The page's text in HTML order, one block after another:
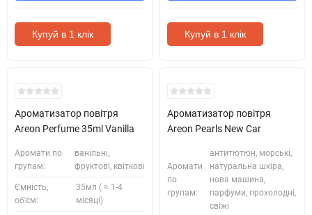
Купуй в 1 клік Купуй в 1 клік
Ароматизатор повітря
Areon Perfume 35ml Vanilla
Аромати по
групам:
ванільні,
фруктові, квіткові
Ємність,
об'єм:
35мл ( ≈ 1-4
місяці)
Ароматизатор повітря
Areon Pearls New Car
Аромати
по
групам:
антитютюн, морські,
натуральна шкіра,
нова машина,
парфуми, прохолодні,
свіжі